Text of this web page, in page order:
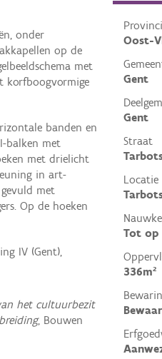
Oost-
Gent
Gent
Straat
Locatie
Tot op
336m²
onder
op de
met
korfboogvormige
banden en
balken met
met drielicht
in art-
met
Op de hoeken
IV (Gent),
het cultuurbezit
, Bouwen